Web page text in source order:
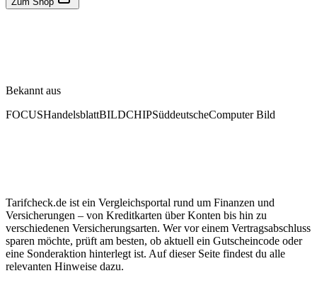
Bekannt aus
FOCUSHandelsblattBILDCHIPSüddeutscheComputer Bild
Tarifcheck.de ist ein Vergleichsportal rund um Finanzen und
Versicherungen – von Kreditkarten über Konten bis hin zu
verschiedenen Versicherungsarten. Wer vor einem Vertragsabschluss
sparen möchte, prüft am besten, ob aktuell ein Gutscheincode oder
eine Sonderaktion hinterlegt ist. Auf dieser Seite findest du alle
relevanten Hinweise dazu.